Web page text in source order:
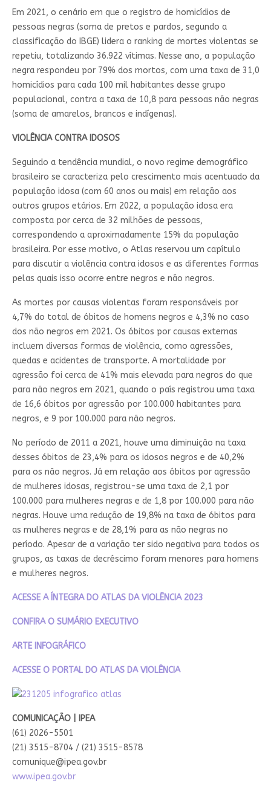
Em 2021, o cenário em que o registro de homicídios de
pessoas negras (soma de pretos e pardos, segundo a
classificação do IBGE) lidera o ranking de mortes violentas se
repetiu, totalizando 36.922 vítimas. Nesse ano, a população
negra respondeu por 79% dos mortos, com uma taxa de 31,0
homicídios para cada 100 mil habitantes desse grupo
populacional, contra a taxa de 10,8 para pessoas não negras
(soma de amarelos, brancos e indígenas).
VIOLÊNCIA CONTRA IDOSOS
Seguindo a tendência mundial, o novo regime demográfico
brasileiro se caracteriza pelo crescimento mais acentuado da
população idosa (com 60 anos ou mais) em relação aos
outros grupos etários. Em 2022, a população idosa era
composta por cerca de 32 milhões de pessoas,
correspondendo a aproximadamente 15% da população
brasileira. Por esse motivo, o Atlas reservou um capítulo
para discutir a violência contra idosos e as diferentes formas
pelas quais isso ocorre entre negros e não negros.
As mortes por causas violentas foram responsáveis por
4,7% do total de óbitos de homens negros e 4,3% no caso
dos não negros em 2021. Os óbitos por causas externas
incluem diversas formas de violência, como agressões,
quedas e acidentes de transporte. A mortalidade por
agressão foi cerca de 41% mais elevada para negros do que
para não negros em 2021, quando o país registrou uma taxa
de 16,6 óbitos por agressão por 100.000 habitantes para
negros, e 9 por 100.000 para não negros.
No período de 2011 a 2021, houve uma diminuição na taxa
desses óbitos de 23,4% para os idosos negros e de 40,2%
para os não negros. Já em relação aos óbitos por agressão
de mulheres idosas, registrou-se uma taxa de 2,1 por
100.000 para mulheres negras e de 1,8 por 100.000 para não
negras. Houve uma redução de 19,8% na taxa de óbitos para
as mulheres negras e de 28,1% para as não negras no
período. Apesar de a variação ter sido negativa para todos os
grupos, as taxas de decréscimo foram menores para homens
e mulheres negros.
ACESSE A ÍNTEGRA DO ATLAS DA VIOLÊNCIA 2023
CONFIRA O SUMÁRIO EXECUTIVO
ARTE INFOGRÁFICO
ACESSE O PORTAL DO ATLAS DA VIOLÊNCIA
COMUNICAÇÃO | IPEA
(61) 2026-5501
(21) 3515-8704 / (21) 3515-8578
comunique@ipea.gov.br
www.ipea.gov.br